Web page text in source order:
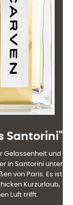
Santorini"
Gelassenheit und
in Santorini unter
von Paris. Es ist
Kurzurlaub,
Luft trifft.